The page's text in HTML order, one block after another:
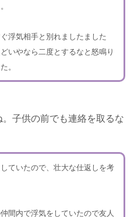
浮気相手と別れましたました
いやなら二度とするなと怒鳴り
。
子供の前でも連絡を取るな
ていたので、壮大な仕返しを考
間内で浮気をしていたので友人